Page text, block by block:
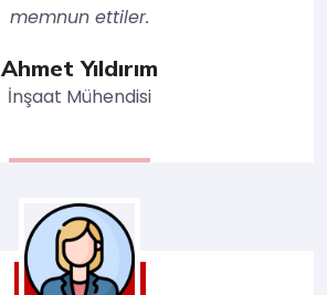
memnun ettiler.
Ahmet Yıldırım
İnşaat Mühendisi